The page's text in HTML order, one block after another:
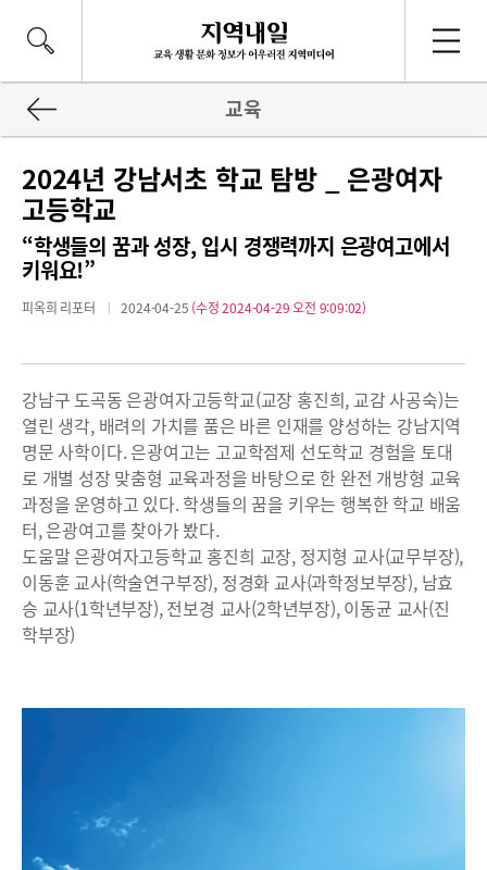
교육
2024년 강남서초 학교 탐방 _ 은광여자
고등학교
“학생들의 꿈과 성장, 입시 경쟁력까지 은광여고에서
키워요!”
피옥희 리포터 2024-04-25 (수정 2024-04-29 오전 9:09:02)
강남구 도곡동 은광여자고등학교(교장 홍진희, 교감 사공숙)는
열린 생각, 배려의 가치를 품은 바른 인재를 양성하는 강남지역
명문 사학이다. 은광여고는 고교학점제 선도학교 경험을 토대
로 개별 성장 맞춤형 교육과정을 바탕으로 한 완전 개방형 교육
과정을 운영하고 있다. 학생들의 꿈을 키우는 행복한 학교 배움
터, 은광여고를 찾아가 봤다.
도움말 은광여자고등학교 홍진희 교장, 정지형 교사(교무부장),
이동훈 교사(학술연구부장), 정경화 교사(과학정보부장), 남효
승 교사(1학년부장), 전보경 교사(2학년부장), 이동균 교사(진
학부장)